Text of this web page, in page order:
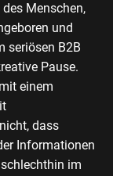
Menschen,
und
seriösen B2B
Pause.
einem
dass
Informationen
im